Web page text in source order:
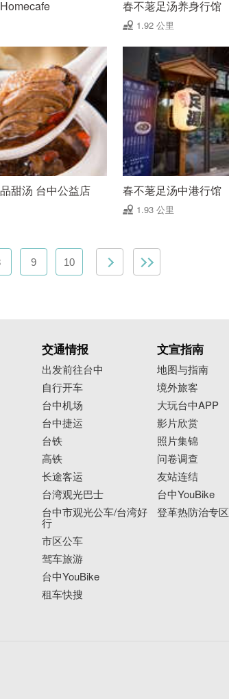
春不荖足汤养身行馆
1.92 公里
甜汤 台中公益店 春不荖足汤中港行馆
1.93 公里
9 10
交通情报
出发前往台中
自行开车
台中机场
台中捷运
台铁
高铁
长途客运
台湾观光巴士
台中市观光公车/台湾好
行
市区公车
驾车旅游
台中YouBike
租车快搜
文宣指南
地图与指南
境外旅客
大玩台中APP
影片欣赏
照片集锦
问卷调查
友站连结
台中YouBike
登革热防治专区